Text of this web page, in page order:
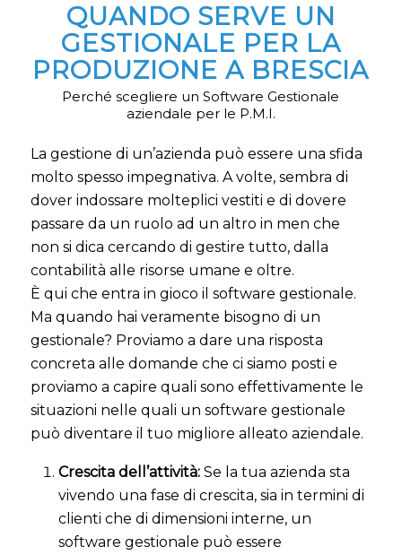
QUANDO SERVE UN
GESTIONALE PER LA
PRODUZIONE A BRESCIA
Perché scegliere un Software Gestionale
aziendale per le P.M.I.
La gestione di un’azienda può essere una sfida
molto spesso impegnativa. A volte, sembra di
dover indossare molteplici vestiti e di dovere
passare da un ruolo ad un altro in men che
non si dica cercando di gestire tutto, dalla
contabilità alle risorse umane e oltre.
È qui che entra in gioco il software gestionale.
Ma quando hai veramente bisogno di un
gestionale? Proviamo a dare una risposta
concreta alle domande che ci siamo posti e
proviamo a capire quali sono effettivamente le
situazioni nelle quali un software gestionale
può diventare il tuo migliore alleato aziendale.
Crescita dell’attività: Se la tua azienda sta
vivendo una fase di crescita, sia in termini di
clienti che di dimensioni interne, un
software gestionale può essere